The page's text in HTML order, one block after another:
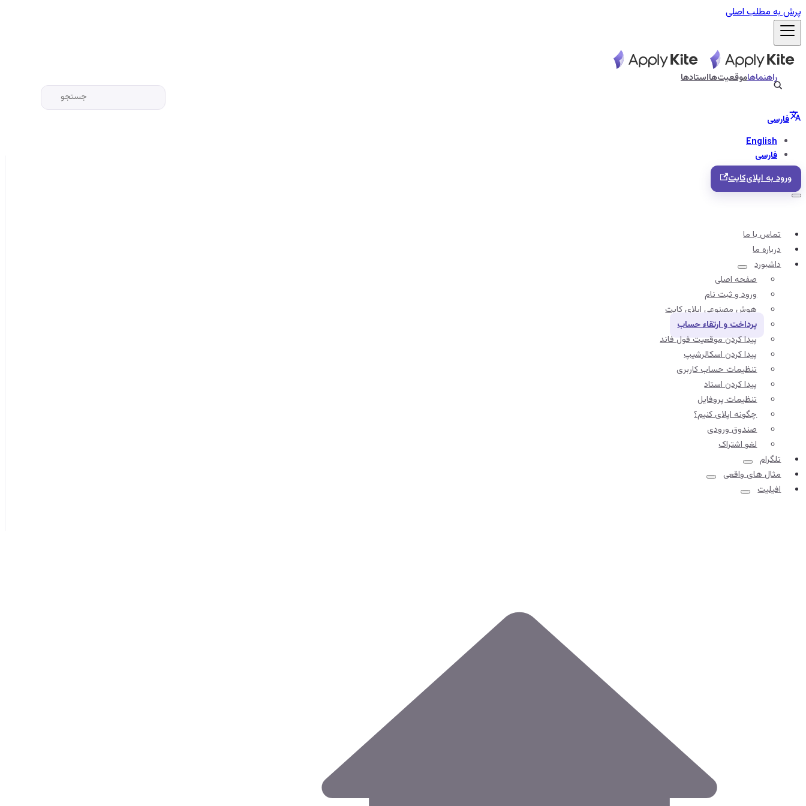
پرش به مطلب اصلی
راهنماهاموقعیت‌هااستادها
فارسی
English
فارسی
ورود به اپلای‌کایت
تماس با ما
درباره ما
داشبورد
صفحه اصلی
ورود و ثبت نام
هوش مصنوعی اپلای کایت
پرداخت و ارتقاء حساب
پیدا کردن موقعیت فول فاند
پیدا کردن اسکالرشیپ
تنظیمات حساب کاربری
پیدا کردن استاد
تنظیمات پروفایل
چگونه اپلای کنیم؟
صندوق ورودی
لغو اشتراک
تلگرام
مثال های واقعی
افیلیت